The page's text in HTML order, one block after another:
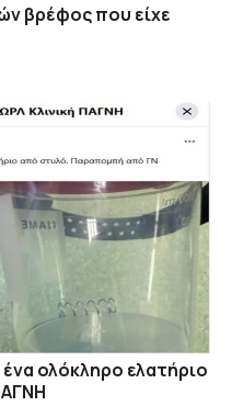
βρέφος που είχε
ολόκληρο ελατήριο